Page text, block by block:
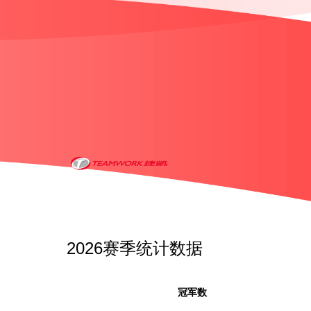
2026赛季统计数据
冠军数